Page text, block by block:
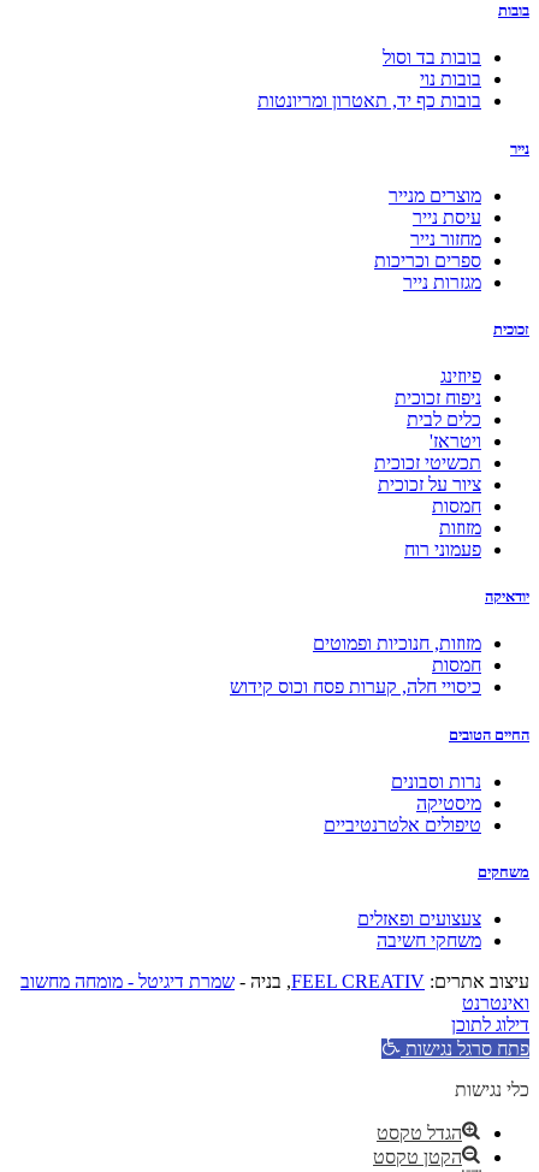
בובות
בובות בד וסול
בובות נוי
בובות כף יד, תאטרון ומריונטות
נייר
מוצרים מנייר
עיסת נייר
מחזור נייר
ספרים וכריכות
מגזרות נייר
זכוכית
פיוזינג
ניפוח זכוכית
כלים לבית
ויטראז'
תכשיטי זכוכית
ציור על זכוכית
חמסות
מזוזות
פעמוני רוח
יודאיקה
מזוזות, חנוכיות ופמוטים
חמסות
כיסויי חלה, קערות פסח וכוס קידוש
החיים הטובים
נרות וסבונים
מיסטיקה
טיפולים אלטרנטיביים
משחקים
צעצועים ופאזלים
משחקי חשיבה
עיצוב אתרים: FEEL CREATIV, בניה - שמרת דיגיטל - מומחה מחשוב
ואינטרנט
דילוג לתוכן
פתח סרגל נגישות
כלי נגישות
הגדל טקסט
הקטן טקסט